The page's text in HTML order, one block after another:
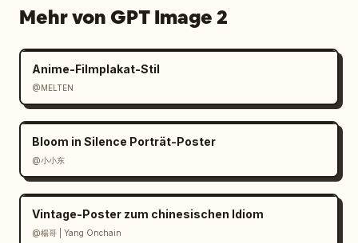
Mehr von GPT Image 2
Anime-Filmplakat-Stil
@MELTEN
Bloom in Silence Porträt-Poster
@小小东
Vintage-Poster zum chinesischen Idiom
@楊哥 | Yang Onchain